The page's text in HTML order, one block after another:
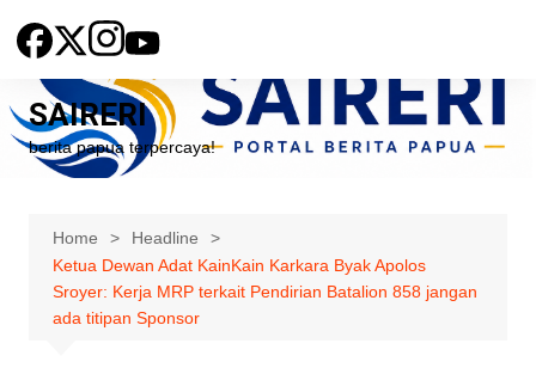
SAIRERI
berita papua terpercaya!
Home
Headline
Ketua Dewan Adat KainKain Karkara Byak Apolos
Sroyer: Kerja MRP terkait Pendirian Batalion 858 jangan
ada titipan Sponsor